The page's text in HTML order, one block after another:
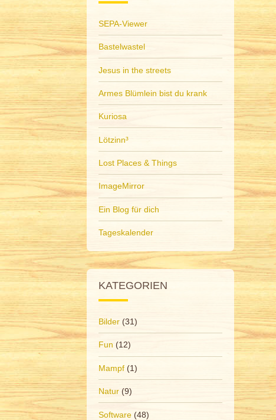
SEPA-Viewer
Bastelwastel
Jesus in the streets
Armes Blümlein bist du krank
Kuriosa
Lötzinn³
Lost Places & Things
ImageMirror
Ein Blog für dich
Tageskalender
KATEGORIEN
Bilder (31)
Fun (12)
Mampf (1)
Natur (9)
Software (48)